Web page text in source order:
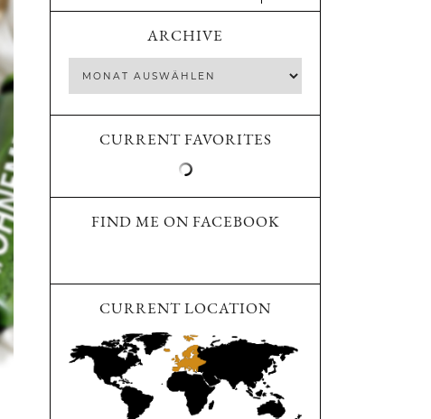
ARCHIVE
CURRENT FAVORITES
FIND ME ON FACEBOOK
CURRENT LOCATION